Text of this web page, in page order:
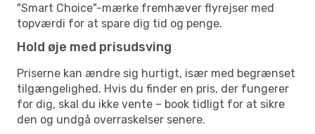
"Smart Choice"-mærke fremhæver flyrejser med
topværdi for at spare dig tid og penge.
Hold øje med prisudsving
Priserne kan ændre sig hurtigt, især med begrænset
tilgængelighed. Hvis du finder en pris, der fungerer
for dig, skal du ikke vente – book tidligt for at sikre
den og undgå overraskelser senere.